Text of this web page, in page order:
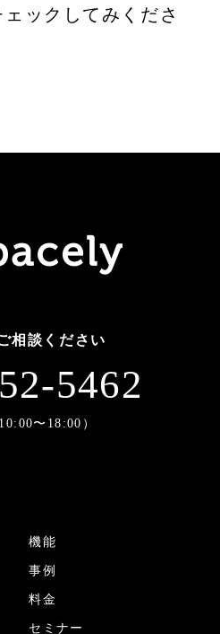
ェックしてみくださ
機能
事例
料金
セミナー
相談ください
5462
〜18:00）